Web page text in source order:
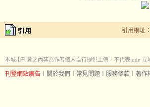
引用網址
本城市刊登之內容為作者個人自行提供上傳，不代表 udn 立
刊登網站廣告 關於我們 常見問題 服務條款 著作